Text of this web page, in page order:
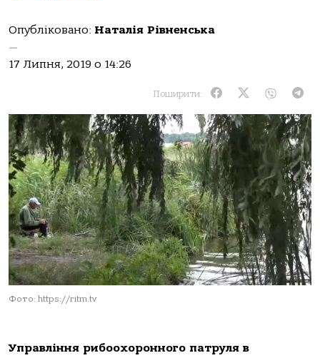
Опубліковано: Наталія Рівненська
—
17 Липня, 2019 о 14:26
Поширити:
Фото: https://ritm.tv
Управління рибоохоронного патруля в